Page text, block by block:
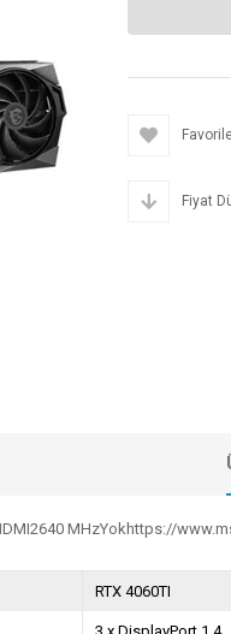
Fiyat
MHzYokhttps://
RTX 4060TI